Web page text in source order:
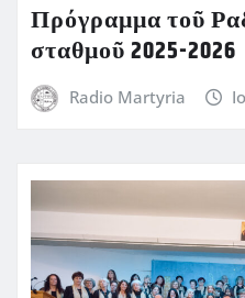
Πρόγραμμα τοῦ
σταθμοῦ 2025-2026
Radio Martyria